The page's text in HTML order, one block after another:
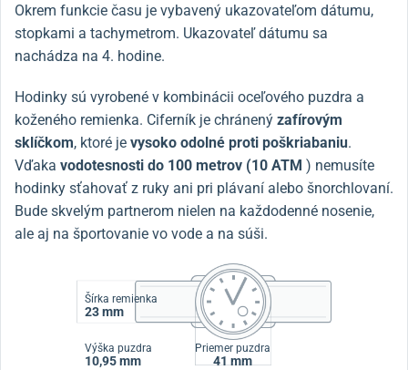
Okrem funkcie času je vybavený ukazovateľom dátumu,
stopkami a tachymetrom. Ukazovateľ dátumu sa
nachádza na 4. hodine.
Hodinky sú vyrobené v kombinácii oceľového puzdra a
koženého remienka. Ciferník je chránený zafírovým
sklíčkom, ktoré je vysoko odolné proti poškriabaniu.
Vďaka vodotesnosti do 100 metrov (10 ATM ) nemusíte
hodinky sťahovať z ruky ani pri plávaní alebo šnorchlovaní.
Bude skvelým partnerom nielen na každodenné nosenie,
ale aj na športovanie vo vode a na súši.
Šírka remienka
23 mm
Výška puzdra
10,95 mm
Priemer puzdra
41 mm